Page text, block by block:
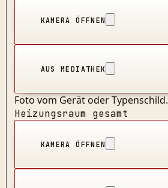
KAMERA ÖFFNEN
AUS MEDIATHEK
Foto vom Gerät oder Typenschild.
Heizungsraum gesamt
KAMERA ÖFFNEN